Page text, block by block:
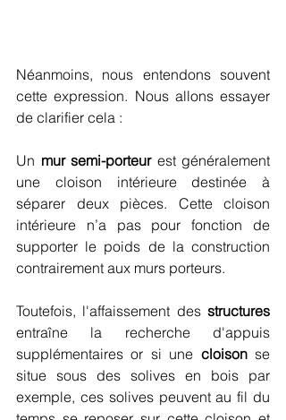
Néanmoins, nous entendons souvent
cette expression. Nous allons essayer
de clarifier cela :
Un mur semi-porteur est généralement
une cloison intérieure destinée à
séparer deux pièces. Cette cloison
intérieure n’a pas pour fonction de
supporter le poids de la construction
contrairement aux murs porteurs.
Toutefois, l'affaissement des
entraîne la recherche d'appuis
supplémentaires or si une cloison se
situe sous des solives en bois par
exemple, ces solives peuvent au fil du